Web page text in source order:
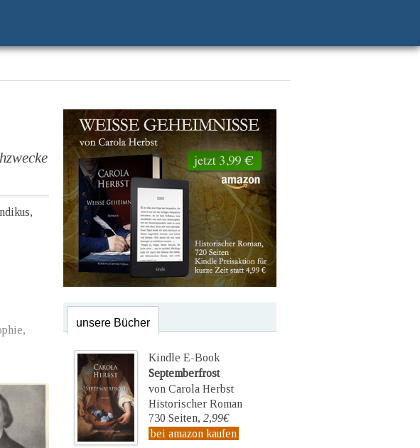
unsere Bücher
Kindle E-Book
Septemberfrost
von Carola Herbst
Historischer Roman
730 Seiten, 2,99€
bei amazon kaufen